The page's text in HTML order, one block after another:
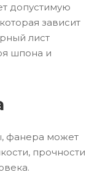
допустимую
зависит
лист
шпона и
фанера может
прочности